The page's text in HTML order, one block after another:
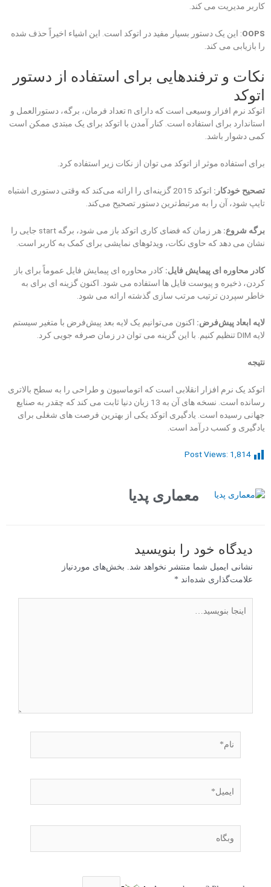
کاربر مدیریت می کند.
OOPS: این یک دستور بسیار مفید در اتوکد است. این اشیاء اخیراً حذف شده
را بازیابی می کند.
نکات و ترفندهایی برای استفاده از دستور
اتوکد
اتوکد نرم افزار وسیعی است که دارای n تعداد فرمان، برگه، دستورالعمل و
استاندارد برای استفاده است. کنار آمدن با اتوکد برای یک مبتدی ممکن است
کمی دشوار باشد.
برای استفاده موثر از اتوکد می توان از نکات زیر استفاده کرد.
تصحیح خودکار:
اتوکد 2015 گزینه‌ای را ارائه می‌کند که وقتی دستوری اشتباه
تایپ شود، آن را به مرتبط‌ترین دستور تصحیح می‌کند.
برگه شروع:
هر زمان که فضای کاری اتوکد باز می شود، برگه start جایی را
نشان می دهد که حاوی نکات، ویدئوهای نمایشی برای کمک به کاربر است.
کادر محاوره ای پیمایش فایل: کادر محاوره ای پیمایش فایل عموماً برای باز
کردن، ذخیره و پیوست فایل ها استفاده می شود. اکنون گزینه ای برای به
خاطر سپردن ترتیب مرتب سازی گذشته ارائه می شود.
لایه ابعاد پیش‌فرض: اکنون می‌توانیم یک لایه بعد پیش‌فرض با متغیر سیستم
لایه DIM تنظیم کنیم. با این گزینه می توان در زمان صرفه جویی کرد.
نتیجه
اتوکد یک نرم افزار انقلابی است که اتوماسیون و طراحی را به سطح بالاتری
رسانده است. نسخه های آن به 13 زبان دنیا ثابت می کند که چقدر به صنایع
جهانی رسیده است. یادگیری اتوکد یکی از بهترین فرصت های شغلی برای
یادگیری و کسب درآمد است.
Post Views: 1,814
معماری پدیا
دیدگاه‌ خود را بنویسید
نشانی ایمیل شما منتشر نخواهد شد.
بخش‌های موردنیاز
علامت‌گذاری شده‌اند *